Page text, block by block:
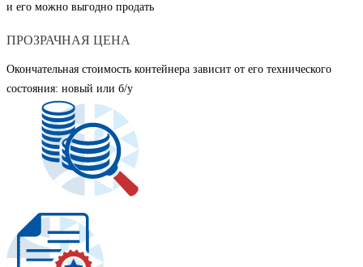
и его можно выгодно продать
ПРОЗРАЧНАЯ ЦЕНА
Окончательная стоимость контейнера зависит от его технического
состояния: новый или б/у